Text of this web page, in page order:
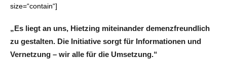
size=“contain“]
„Es liegt an uns, Hietzing miteinander demenzfreundlich
zu gestalten. Die Initiative sorgt für Informationen und
Vernetzung – wir alle für die Umsetzung.“